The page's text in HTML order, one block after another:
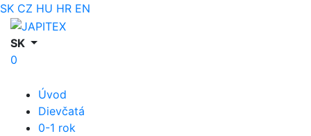
SK CZ HU HR EN
SK
0
Úvod
Dievčatá
0-1 rok